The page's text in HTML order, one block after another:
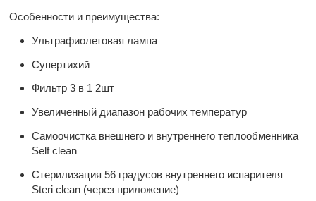
Особенности и преимущества:
Ультрафиолетовая лампа
Супертихий
Фильтр 3 в 1 2шт
Увеличенный диапазон рабочих температур
Самоочистка внешнего и внутреннего теплообменника
Self clean
Стерилизация 56 градусов внутреннего испарителя
Steri clean (через приложение)